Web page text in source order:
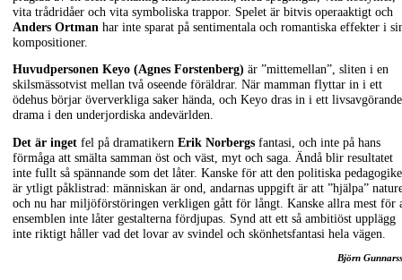
vita trådridåer och vita symboliska trappor. Spelet är bitvis operaaktigt och
Anders Ortman har inte sparat på sentimentala och romantiska effekter i
kompositioner.
Huvudpersonen Keyo (Agnes Forstenberg) är ”mittemellan”, sliten i en
skilsmässotvist mellan två oseende föräldrar. När mamman flyttar in i ett
ödehus börjar öververkliga saker hända, och Keyo dras in i ett livsavgörande
drama i den underjordiska andevärlden.
Det är inget fel på dramatikern Erik Norbergs fantasi, och inte på hans
förmåga att smälta samman öst och väst, myt och saga. Ändå blir resultatet
inte fullt så spännande som det låter. Kanske för att den politiska
är ytligt påklistrad: människan är ond, andarnas uppgift är att ”hjälpa”
och nu har miljöförstöringen verkligen gått för långt. Kanske allra mest för
ensemblen inte låter gestalterna fördjupas. Synd att ett så ambitiöst upplägg
inte riktigt håller vad det lovar av svindel och skönhetsfantasi hela vägen.
Björn